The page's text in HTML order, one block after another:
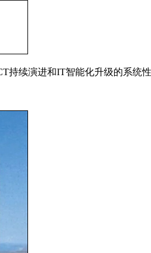
续演进和IT智能化升级的系统性